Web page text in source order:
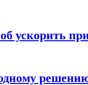
ускорить